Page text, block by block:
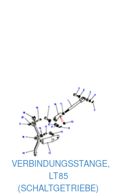
VERBINDUNGSSTANGE,
LT85
(SCHALTGETRIEBE)